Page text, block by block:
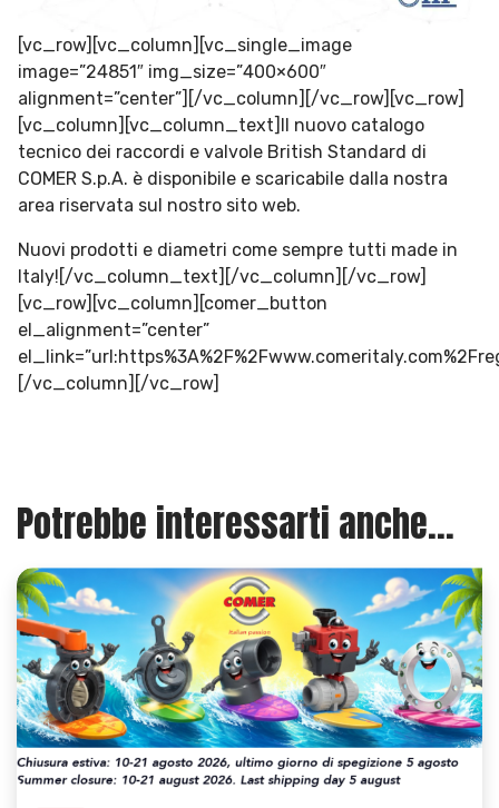
[vc_row][vc_column][vc_single_image
image=”24851″ img_size=”400×600″
alignment=”center”][/vc_column][/vc_row][vc_row]
[vc_column][vc_column_text]Il nuovo catalogo
tecnico dei raccordi e valvole British Standard di
COMER S.p.A. è disponibile e scaricabile dalla nostra
area riservata sul nostro sito web.
Nuovi prodotti e diametri come sempre tutti made in
Italy![/vc_column_text][/vc_column][/vc_row]
[vc_row][vc_column][comer_button
el_alignment=”center”
[/vc_column][/vc_row]
Potrebbe interessarti anche...